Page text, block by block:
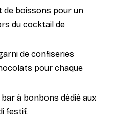
de boissons pour un
du cocktail de
de confiseries
pour chaque
à bonbons dédié aux
festif.